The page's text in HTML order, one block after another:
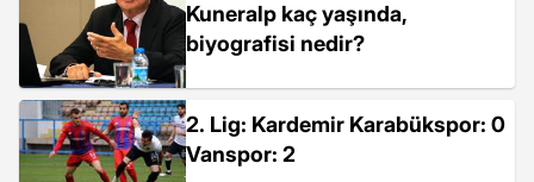
Kuneralp kaç yaşında,
biyografisi nedir?
2. Lig: Kardemir Karabükspor: 0
Vanspor: 2